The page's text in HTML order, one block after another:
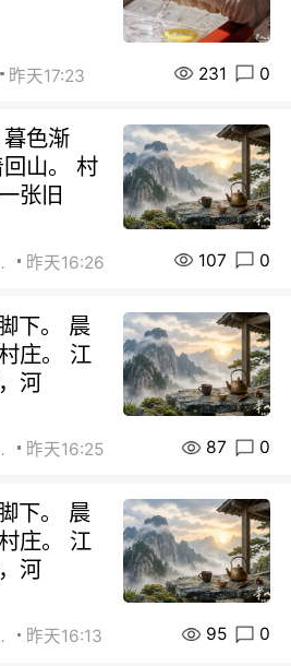
昨天17:23 231 0
色渐
山。 村
张旧
昨天16:26 107 0
下。 晨
庄。 江
河
昨天16:25 87 0
下。 晨
庄。 江
河
昨天16:13 95 0